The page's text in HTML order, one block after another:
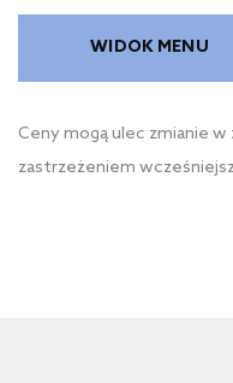
WIDOK MENU
Ceny mogą ulec zmianie
zastrzeżeniem